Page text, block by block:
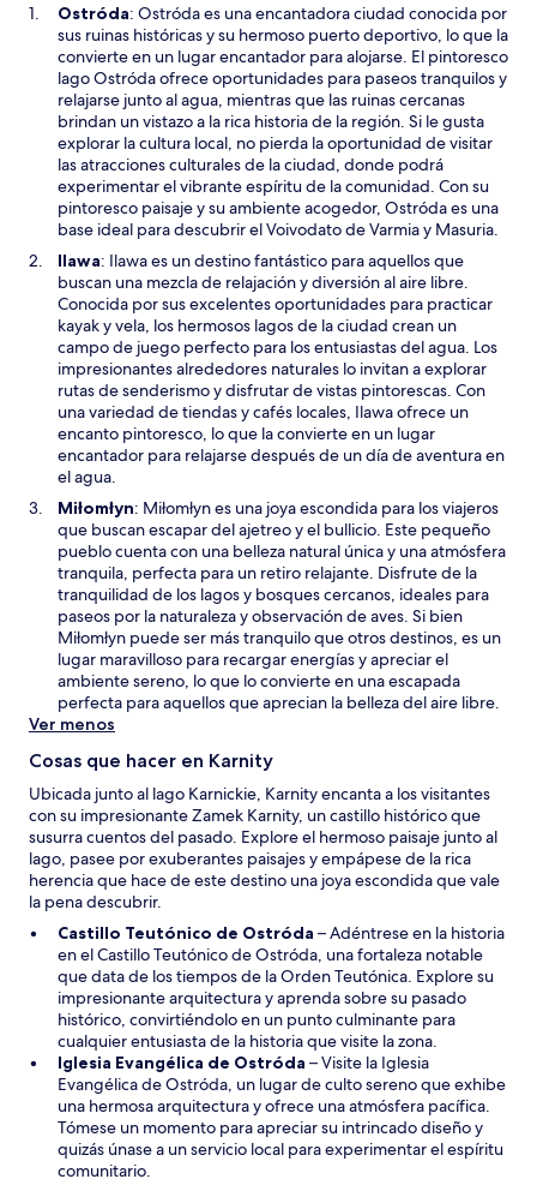
a
n
a
OstródaS
e
a
b
r
i
r
á
e
n
u
a
n
u
e
v
a
v
e
n
t
n
a
: Ostróda es una encantadora ciudad conocida por
sus ruinas históricas y su hermoso puerto deportivo, lo que la
convierte en un lugar encantador para alojarse. El pintoresco
lago Ostróda ofrece oportunidades para paseos tranquilos y
relajarse junto al agua, mientras que las ruinas cercanas
brindan un vistazo a la rica historia de la región. Si le gusta
explorar la cultura local, no pierda la oportunidad de visitar
las atracciones culturales de la ciudad, donde podrá
experimentar el vibrante espíritu de la comunidad. Con su
pintoresco paisaje y su ambiente acogedor, Ostróda es una
base ideal para descubrir el Voivodato de Varmia y Masuria.
IlawaS
e
a
b
r
i
r
á
e
n
u
n
a
n
u
e
v
a
v
e
n
t
a
n
: Ilawa es un destino fantástico para aquellos que
buscan una mezcla de relajación y diversión al aire libre.
Conocida por sus excelentes oportunidades para practicar
kayak y vela, los hermosos lagos de la ciudad crean un
campo de juego perfecto para los entusiastas del agua. Los
impresionantes alrededores naturales lo invitan a explorar
rutas de senderismo y disfrutar de vistas pintorescas. Con
una variedad de tiendas y cafés locales, Ilawa ofrece un
encanto pintoresco, lo que la convierte en un lugar
encantador para relajarse después de un día de aventura en
el agua.
MiłomłynS
e
a
b
r
i
r
á
e
n
a
n
u
e
v
a
v
n
t
a
n
a
: Miłomłyn es una joya escondida para los viajeros
que buscan escapar del ajetreo y el bullicio. Este pequeño
pueblo cuenta con una belleza natural única y una atmósfera
tranquila, perfecta para un retiro relajante. Disfrute de la
tranquilidad de los lagos y bosques cercanos, ideales para
paseos por la naturaleza y observación de aves. Si bien
Miłomłyn puede ser más tranquilo que otros destinos, es un
lugar maravilloso para recargar energías y apreciar el
ambiente sereno, lo que lo convierte en una escapada
perfecta para aquellos que aprecian la belleza del aire libre.
Ver menos
Cosas que hacer en Karnity
Ubicada junto al lago Karnickie, Karnity encanta a los visitantes
con su impresionante Zamek Karnity, un castillo histórico que
susurra cuentos del pasado. Explore el hermoso paisaje junto al
lago, pasee por exuberantes paisajes y empápese de la rica
herencia que hace de este destino una joya escondida que vale
la pena descubrir.
Castillo Teutónico de Ostróda S
e
a
b
r
i
r
á
e
n
u
– Adéntrese en la historia
en el Castillo Teutónico de Ostróda, una fortaleza notable
que data de los tiempos de la Orden Teutónica. Explore su
impresionante arquitectura y aprenda sobre su pasado
histórico, convirtiéndolo en un punto culminante para
cualquier entusiasta de la historia que visite la zona.
Iglesia Evangélica de Ostróda S
e
a
b
r
– Visite la Iglesia
Evangélica de Ostróda, un lugar de culto sereno que exhibe
una hermosa arquitectura y ofrece una atmósfera pacífica.
Tómese un momento para apreciar su intrincado diseño y
quizás únase a un servicio local para experimentar el espíritu
comunitario.